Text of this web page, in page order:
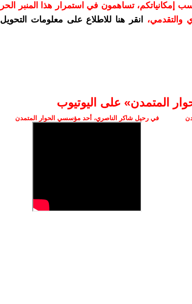
أو أكثر حسب إمكانياتكم، تساهمون في استمرار هذا المنبر الحر
والتقدمي،
انقر هنا للاطلاع على معلومات التحويل
المتمدن» على اليوتيوب
في رحيل شاكر الناصري، أحد مؤسسي الحوار المتمدن